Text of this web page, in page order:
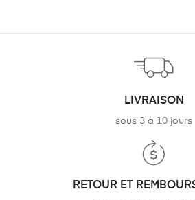
LIVRAISON
sous 3 à 10 jours
RETOUR ET